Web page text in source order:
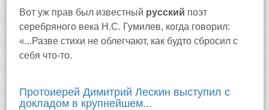
Вот уж прав был известный русский поэт
серебряного века Н.С. Гумилев, когда говорил:
«...Разве стихи не облегчают, как будто сбросил с
себя что-то.
Протоиерей Димитрий Лескин выступил с
докладом в крупнейшем...